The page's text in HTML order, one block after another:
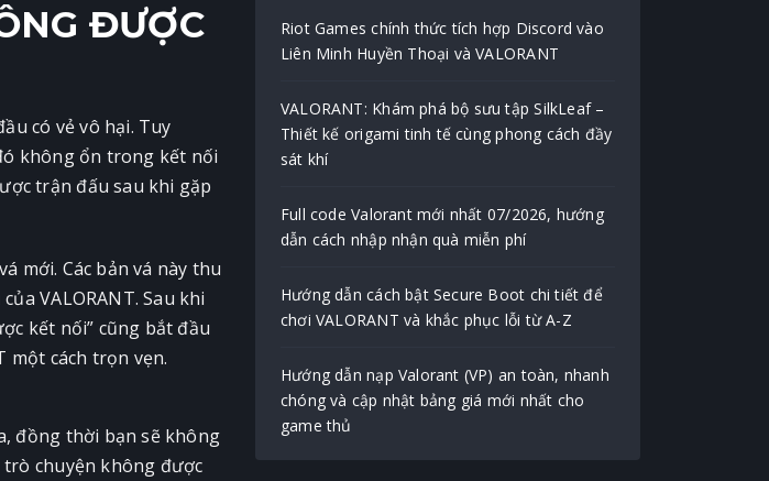
ĐƯỢC
có vẻ vô hại. Tuy
không ổn trong kết nối
trận đấu sau khi gặp
mới. Các bản vá này thu
VALORANT. Sau khi
kết nối” cũng bắt đầu
một cách trọn vẹn.
đồng thời bạn sẽ không
trò chuyện không được
Riot Games chính thức tích hợp Discord vào
Liên Minh Huyền Thoại và VALORANT
VALORANT: Khám phá bộ sưu tập SilkLeaf –
Thiết kế origami tinh tế cùng phong cách đầy
sát khí
Full code Valorant mới nhất 07/2026, hướng
dẫn cách nhập nhận quà miễn phí
Hướng dẫn cách bật Secure Boot chi tiết để
chơi VALORANT và khắc phục lỗi từ A-Z
Hướng dẫn nạp Valorant (VP) an toàn, nhanh
chóng và cập nhật bảng giá mới nhất cho
game thủ